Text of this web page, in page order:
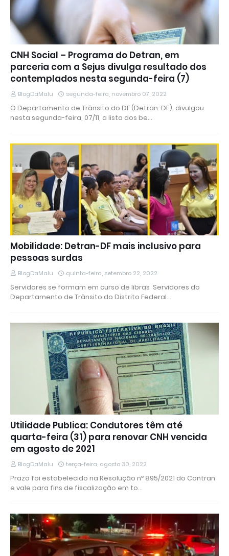
CNH Social – Programa do Detran, em
parceria com a Sejus divulga resultado dos
contemplados nesta segunda-feira (7)
BlogDaMalu segunda-feira, novembro 07, 2022
O Departamento de Trânsito do DF (Detran-DF), divulgou
nesta segunda-feira, 07/11, a lista dos be…
Mobilidade: Detran-DF mais inclusivo para
pessoas surdas
BlogDaMalu quinta-feira, setembro 22, 2022
Servidores se formam em curso de libras Servidores do
Departamento de Trânsito do Distrito Federal…
Utilidade Publica: Condutores têm até
quarta-feira (31) para renovar CNH vencida
em agosto de 2021
BlogDaMalu terça-feira, agosto 30, 2022
Prazo foi estabelecido na Resolução nº 895/2021 do Contran
e vale para fins de fiscalização em to…